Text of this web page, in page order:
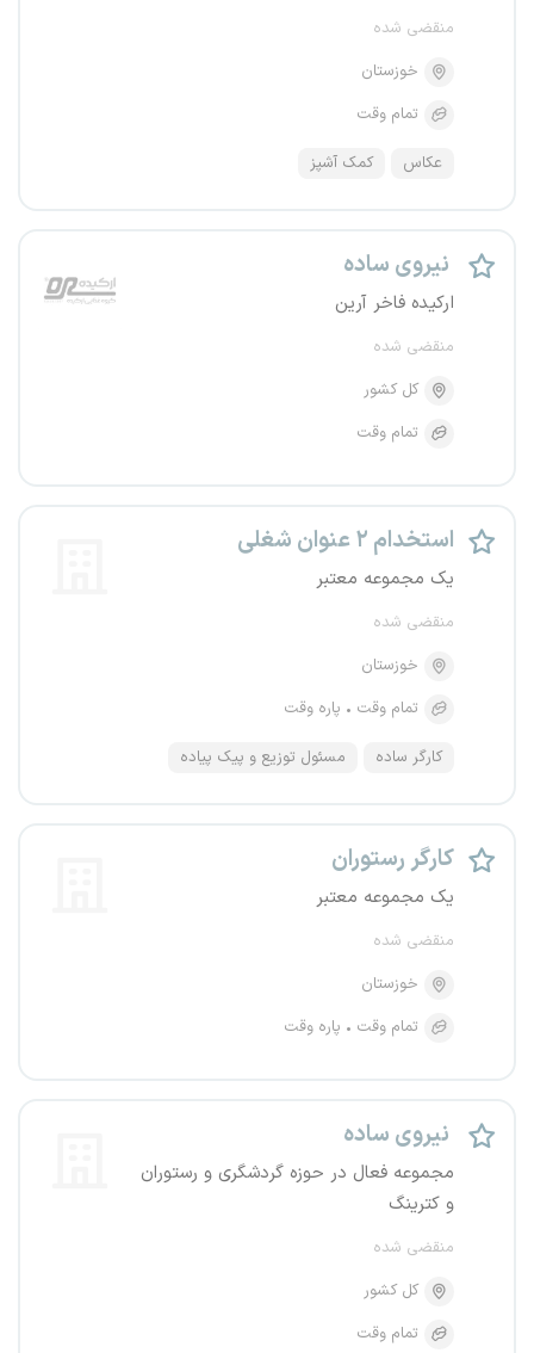
منقضی شده
خوزستان
تمام وقت
عکاس کمک آشپز
نیروی ساده
ارکیده فاخر آرین
منقضی شده
کل کشور
تمام وقت
استخدام ۲ عنوان شغلی
یک مجموعه معتبر
منقضی شده
خوزستان
تمام وقت
پاره وقت
کارگر ساده مسئول توزیع و پیک پیاده
کارگر رستوران
یک مجموعه معتبر
منقضی شده
خوزستان
تمام وقت
پاره وقت
نیروی ساده
مجموعه فعال در حوزه گردشگری و رستوران
و کترینگ
منقضی شده
کل کشور
تمام وقت